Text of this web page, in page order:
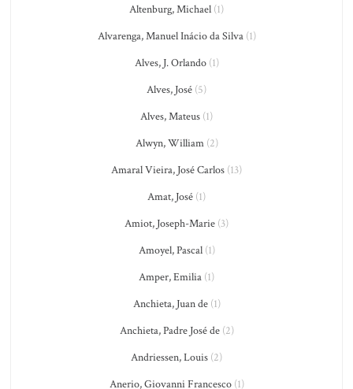
Altenburg, Michael (1)
Alvarenga, Manuel Inácio da Silva(1)
Alves, J. Orlando(1)
Alves, José (5)
Alves, Mateus (1)
Alwyn, William(2)
Amaral Vieira, José Carlos (13)
Amat, José (1)
Amiot, Joseph-Marie (3)
Amoyel, Pascal(1)
Amper, Emilia (1)
Anchieta, Juan de(1)
Anchieta, Padre José de(2)
Andriessen, Louis (2)
Anerio, Giovanni Francesco(1)